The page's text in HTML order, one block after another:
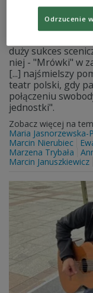
dramatów Marii
jedna z najmniej
1932 rokiem
duży sukces
niej - "Mrówki" w
[...] najśmielszy
teatr polski, gdy
połączeniu
jednostki".
Zobacz więcej na
Maria Jasnorzewska-
Marcin Nierubiec
Marzena Trybała
Marcin Januszkiewicz
Odrzucenie